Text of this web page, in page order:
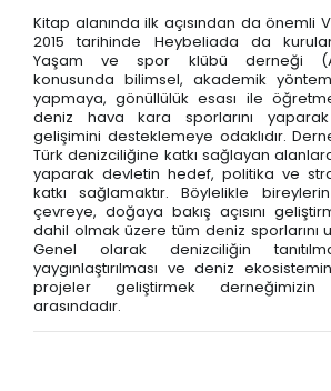
Kitap alanında ilk açısından da önemli
2015 tarihinde Heybeliada da
Yaşam ve spor klübü derneği
konusunda bilimsel, akademik
yapmaya, gönüllülük esası ile
deniz hava kara sporlarını
gelişimini desteklemeye odaklıdır.
Türk denizciliğine katkı sağlayan
yaparak devletin hedef, politika ve
katkı sağlamaktır. Böylelikle
çevreye, doğaya bakış açısını
dahil olmak üzere tüm deniz sporlarını
Genel olarak denizciliğin
yaygınlaştırılması ve deniz
projeler geliştirmek
arasındadır.